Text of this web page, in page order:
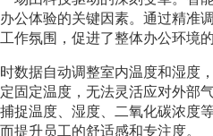
公体验的关键因素。通过精准
作氛围，促进了整体办公环境的
数据自动调整室内温度和湿度
固定温度，无法灵活应对外部
捉温度、湿度、二氧化碳浓度
提升员工的舒适感和专注度。